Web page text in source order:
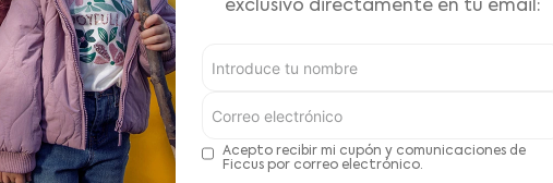
Recomendaciones de cuidado
exclusivo directamente en tu email:
Acepto recibir mi cupón y comunicaciones de
Ficcus por correo electrónico.